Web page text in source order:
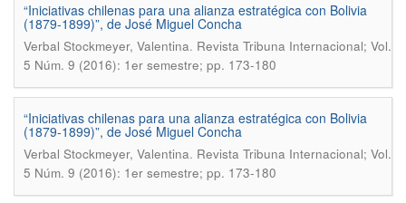
“Iniciativas chilenas para una alianza estratégica con Bolivia
(1879-1899)”, de José Miguel Concha
Verbal Stockmeyer, Valentina. Revista Tribuna Internacional; Vol.
5 Núm. 9 (2016): 1er semestre; pp. 173-180
“Iniciativas chilenas para una alianza estratégica con Bolivia
(1879-1899)”, de José Miguel Concha
Verbal Stockmeyer, Valentina. Revista Tribuna Internacional; Vol.
5 Núm. 9 (2016): 1er semestre; pp. 173-180